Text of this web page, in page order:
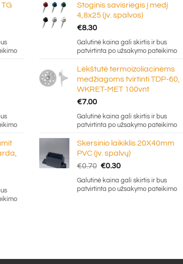
Stoginis savisriegis į medį
4,8x25 (įv. spalvos)
€8.30
Galutinė kaina gali skirtis ir bus
patvirtinta po užsakymo pateikimo
Lėkštutė termoizoliacinėms
medžiagoms tvirtinti TDP-60,
WKRET-MET 100vnt
€7.00
Galutinė kaina gali skirtis ir bus
patvirtinta po užsakymo pateikimo
Skersinio laikiklis 20X40mm
PVC (įv. spalvų)
€0.70 Original
price
was:
€0.30Current
price
is:
Galutinė kaina gali skirtis ir bus
patvirtinta po užsakymo pateikimo